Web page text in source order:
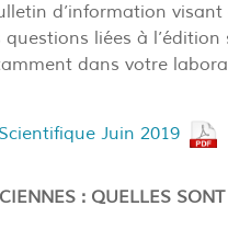
d’information
liées à l’édition
dans votre
Juin 2019
: QUELLES